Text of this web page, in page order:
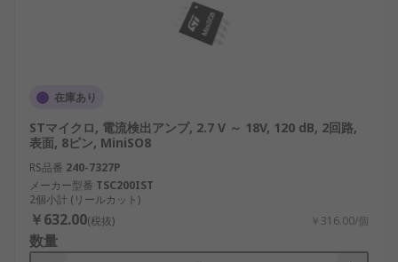
在庫あり
STマイクロ, 電流検出アンプ, 2.7 V ～ 18V, 120 dB, 2回路,
表面, 8ピン, MiniSO8
RS品番 240-7327P
メーカー型番 TSC200IST
2個小計 (リールカット)
￥632.00(税抜) ￥316.00/個
数量